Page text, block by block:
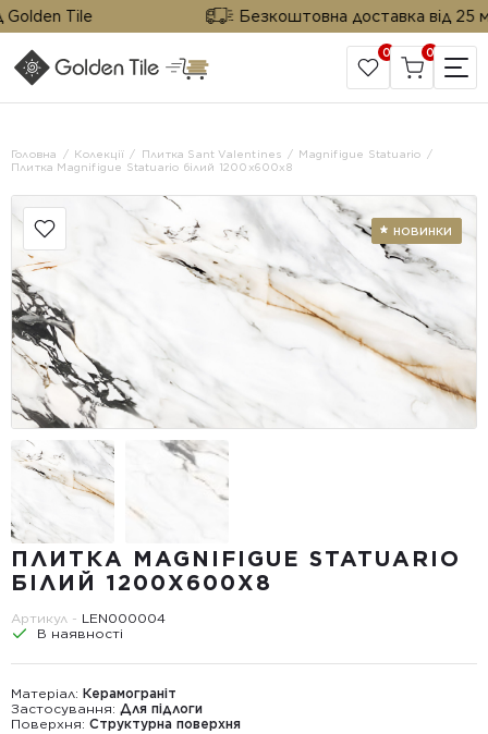
Tile Безкоштовна доставка від 25 м²
САЙТ КОМПАНІЇ
0 0
Головна Колекції Плитка Sant Valentines
Magnifigue Statuario
Плитка Magnifigue Statuario білий 1200x600x8
ПЛИТКА MAGNIFIGUE STATUARIO
БІЛИЙ 1200X600X8
Артикул - LEN000004
В наявності
Матеріал: Керамограніт
Застосування: Для підлоги
Поверхня: Структурна поверхня